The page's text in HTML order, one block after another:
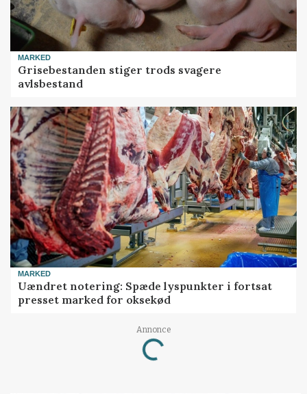
MARKED
Grisebestanden stiger trods svagere
avlsbestand
MARKED
Uændret notering: Spæde lyspunkter i fortsat
presset marked for oksekød
Annonce
Loading...